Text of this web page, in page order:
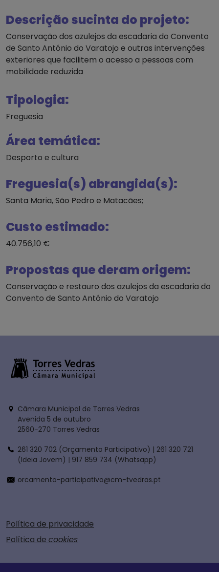
Descrição sucinta do projeto:
Conservação dos azulejos da escadaria do Convento
de Santo António do Varatojo e outras intervenções
exteriores que facilitem o acesso a pessoas com
mobilidade reduzida
Tipologia:
Freguesia
Área temática:
Desporto e cultura
Freguesia(s) abrangida(s):
Santa Maria, São Pedro e Matacães;
Custo estimado:
40.756,10 €
Propostas que deram origem:
Conservação e restauro dos azulejos da escadaria do
Convento de Santo António do Varatojo
Câmara Municipal de Torres Vedras
Avenida 5 de outubro
2560-270 Torres Vedras
261 320 702 (Orçamento Participativo) | 261 320 721
(Ideia Jovem) | 917 859 734 (Whatsapp)
orcamento-participativo@cm-tvedras.pt
Política de privacidade
Política de cookies